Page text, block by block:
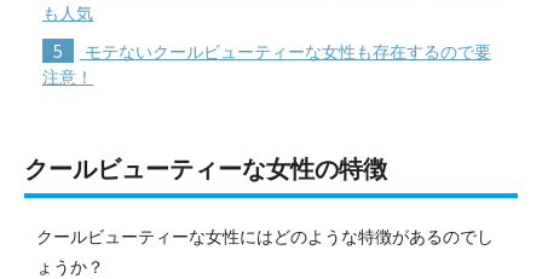
も人気
5
モテないクールビューティーな女性も存在するので要
注意！
クールビューティーな女性の特徴
クールビューティーな女性にはどのような特徴があるのでし
ょうか？